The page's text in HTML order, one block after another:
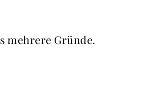
mehrere Gründe.